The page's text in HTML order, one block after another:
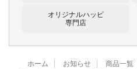
オリジナルハッピ
専門店
ホーム お知らせ 商品一覧